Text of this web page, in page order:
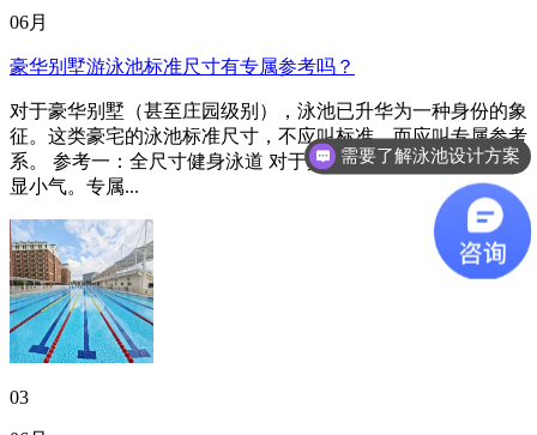
06月
豪华别墅游泳池标准尺寸有专属参考吗？
对于豪华别墅（甚至庄园级别），泳池已升华为一种身份的象
征。这类豪宅的泳池标准尺寸，不应叫标准，而应叫专属参考
系。 参考一：全尺寸健身泳道 对于真正的豪宅，25米短池略
显小气。专属...
03
需要了解泳池设计方案